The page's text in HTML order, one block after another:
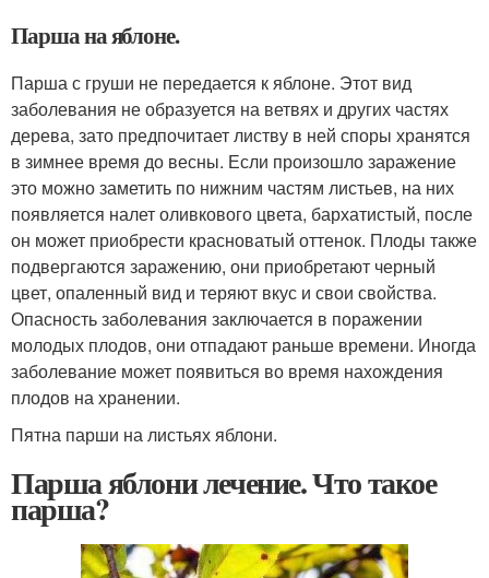
Парша на яблоне.
Парша с груши не передается к яблоне. Этот вид
заболевания не образуется на ветвях и других частях
дерева, зато предпочитает листву в ней споры хранятся
в зимнее время до весны. Если произошло заражение
это можно заметить по нижним частям листьев, на них
появляется налет оливкового цвета, бархатистый, после
он может приобрести красноватый оттенок. Плоды также
подвергаются заражению, они приобретают черный
цвет, опаленный вид и теряют вкус и свои свойства.
Опасность заболевания заключается в поражении
молодых плодов, они отпадают раньше времени. Иногда
заболевание может появиться во время нахождения
плодов на хранении.
Пятна парши на листьях яблони.
Парша яблони лечение. Что такое
парша?